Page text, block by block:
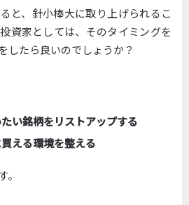
と、針小棒大に取り上げられるこ
資家としては、そのタイミングを
したら良いのでしょうか？
い銘柄をリストアップする
える環境を整える